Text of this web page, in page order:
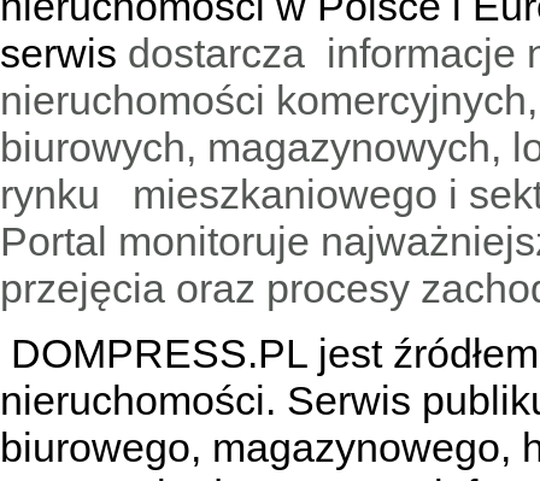
serwis dostarcza informacje
nieruchomości
biurowych, magazynowych,
rynku mieszkaniowego i
Portal monitoruje
przejęcia oraz procesy
DOMPRESS.PL jest
nieruchomości. Serwis
biurowego, magazynowego,